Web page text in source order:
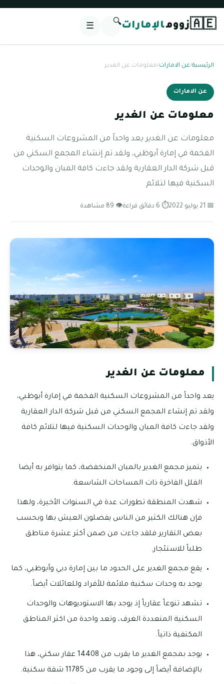
🇦🇪زوومالإمارات🔍
☰
الرئيسية/عن الامارات/معلومات عن الغدير
عن الامارات
معلومات عن الغدير
معلومات عن الغدير يعد واحداً من المشروعات السكنية
الفخمة في إمارة أبوظبي، ولقد تم إنشاء المجمع السكني من
قبل شركة الدار العقارية ولقد جاءت كافة المبان والوحدات
السكنية فيها لتلائم
📅 21 يوليو 2022 ⏱ 6 دقائق قراءة 👁 89 مشاهدة
معلومات عن الغدير
يعد واحداً من المشروعات السكنية الفخمة في إمارة أبوظبي،
ولقد تم إنشاء المجمع السكني من قبل شركة الدار العقارية
ولقد جاءت كافة المبان والوحدات السكنية فيها لتلائم كافة
الأذواق.
يتميز مجمع الغدير بالمبان المنخفضة، كما يتوافر به أيضا
الفلل الفاخرة ذات المساحات الشاسعة.
شهدت المنطقة تطورات عدة في السنوات الأخيرة، ولهذا
فإن هنالك الكثير من الناس يفضلون العيش بها وبحسب
بعض التقارير فلقد جاءت من ضمن أكثر عشرة مناطق
طلباً للاستئجار.
يقع مجمع الغدير على الحدود ما بين إمارة دبي وأبوظبي، كما
يوجد به وحدات سكنية ملائمة للأفراد وللعائلات أيضاً.
تشهد تنوعاً عقارياً إذ يوجد بها الاستوديوهات والوحدات
السكنية المتعددة الغرف، وتعد واحدة من اكثر المناطق
المكتفية ذاتياً.
يوجد بمجمع الغدير ما يقرب من 14408 عقار سكني، هذا
بالإضافة أيضاً إلى وجود ما يقرب من 11785 شقة سكنية.